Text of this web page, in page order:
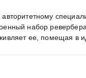
набор
ее, помещая в